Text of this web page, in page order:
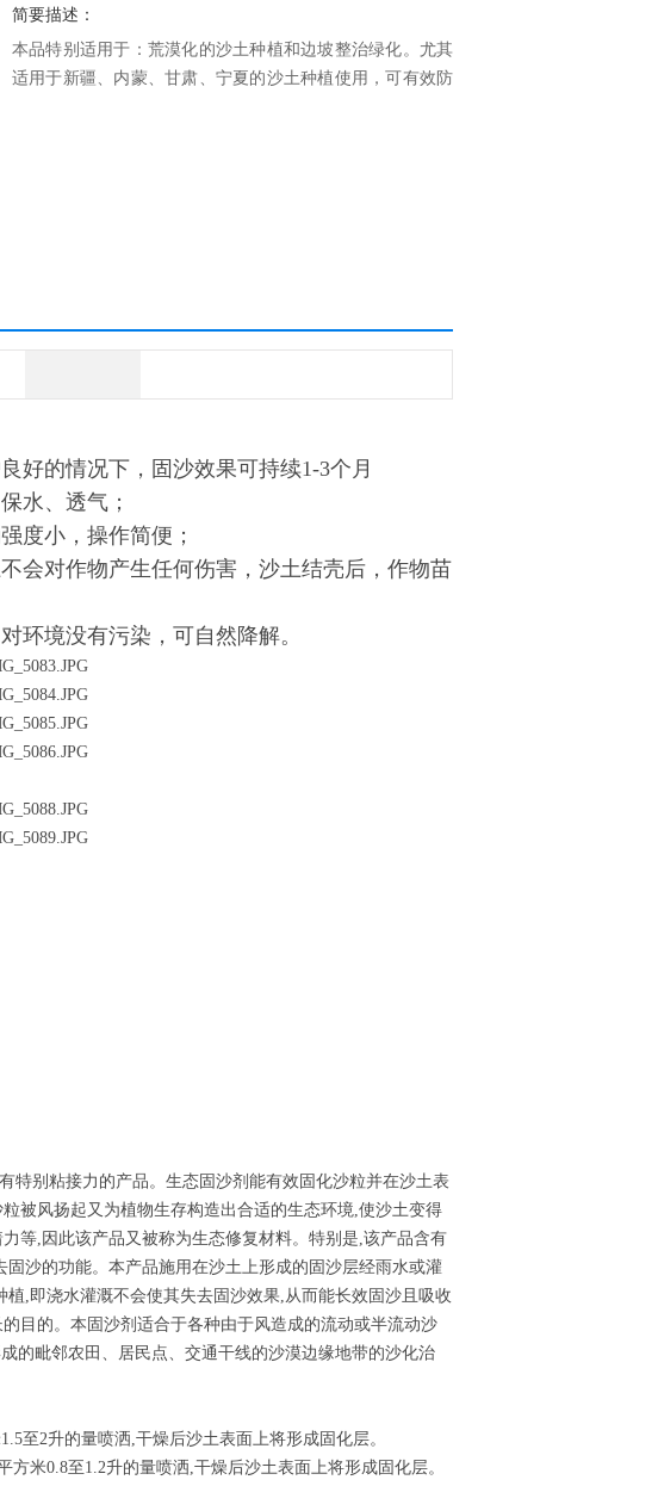
简要描述：
本品特别适用于：荒漠化的沙土种植和边坡整治绿化。尤其
适用于新疆、内蒙、甘肃、宁夏的沙土种植使用，可有效防
的情况下，固沙效果可持续1-3个月
水、透气；
度小，操作简便；
会对作物产生任何伤害，沙土结壳后，作物苗
境没有污染，可自然降解。
特别粘接力的产品。生态固沙剂能有效固化沙粒并在沙土表
被风扬起又为植物生存构造出合适的生态环境,使沙土变得
等,因此该产品又被称为生态修复材料。特别是,该产品含有
沙的功能。本产品施用在沙土上形成的固沙层经雨水或灌
,即浇水灌溉不会使其失去固沙效果,从而能长效固沙且吸收
目的。本固沙剂适合于各种由于风造成的流动或半流动沙
的毗邻农田、居民点、交通干线的沙漠边缘地带的沙化治
至2升的量喷洒,干燥后沙土表面上将形成固化层。
米0.8至1.2升的量喷洒,干燥后沙土表面上将形成固化层。